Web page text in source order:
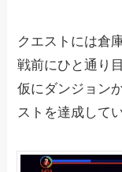
クエストには倉
戦前にひと通り
仮にダンジョン
ストを達成して